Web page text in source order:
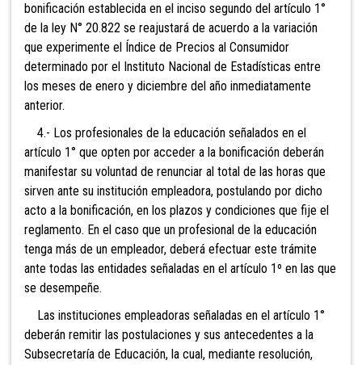
bonificación establecida en el inciso segundo del artículo 1°
de la ley N° 20.822 se reajustará de acuerdo a la variación
que experimente el Índice de Precios al Consumidor
determinado por el Instituto Nacional de Estadísticas entre
los meses de enero y diciembre del año inmediatamente
anterior.
4.- Los profesionales de la educación señalados en el
artículo 1° que opten por acceder a la bonificación deberán
manifestar su voluntad de renunciar al total de las horas que
sirven ante su institución empleadora, postulando por dicho
acto a la bonificación, en los plazos y condiciones que fije el
reglamento. En el caso que un profesional de la educación
tenga más de un empleador, deberá efectuar este trámite
ante todas las entidades señaladas en el artículo 1º en las que
se desempeñe.
Las instituciones empleadoras señaladas en el artículo 1°
deberán remitir las postulaciones y sus antecedentes a la
Subsecretaría de Educación, la cual, mediante resolución,